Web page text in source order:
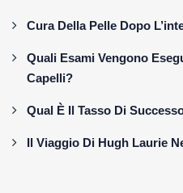
Cura Della Pelle Dopo
Quali Esami Vengono
Capelli?
Qual È Il Tasso Di
Il Viaggio Di Hugh Laurie